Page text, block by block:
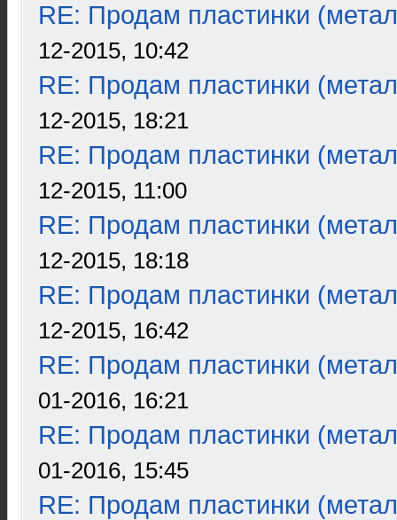
RE: Продам пластинки
12-2015, 10:42
RE: Продам пластинки
12-2015, 18:21
RE: Продам пластинки
12-2015, 11:00
RE: Продам пластинки
12-2015, 18:18
RE: Продам пластинки
12-2015, 16:42
RE: Продам пластинки
01-2016, 16:21
RE: Продам пластинки
01-2016, 15:45
RE: Продам пластинки